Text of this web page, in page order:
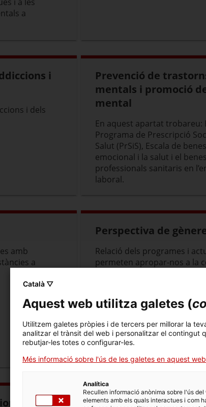
a
i
i dels
Prevenció de
mentals i promoció
mental
En aquest apartat trobareu:
Programa de Prescripció
Salut (PrSiS), Escala de
emocional i la salut i el
professionals sanitaris en
laboral.
amb
a
Perspectiva de
Relació dels programes i
permeten apropar-nos a la
Tràmits
Català ▽
Aquest web utilitza galetes (
Utilitzem galetes pròpies i de tercers per millorar la
analitzar el trànsit del web i personalitzar el contingut
rebutjar-les totes o configurar-les.
Més informació sobre l'ús de les galetes en aquest
Analítica
Recullen informació anònima sobre l'ús
elements amb els quals interactues i com